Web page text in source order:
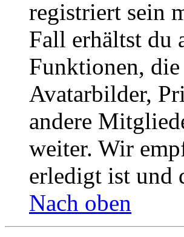
registriert sein
Fall erhältst du
Funktionen,
Avatarbilder,
andere
weiter. Wir
erledigt ist und
Nach oben